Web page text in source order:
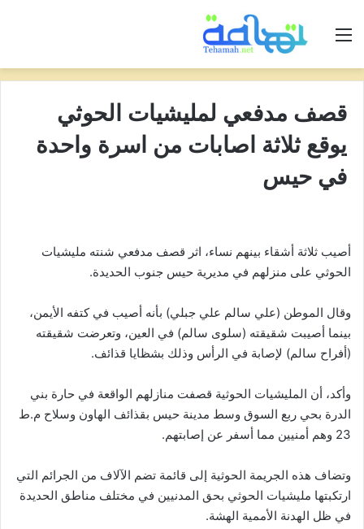
القائمة
قصف مدفعي لمليشيات الحوثي
يوقع ثلاثة اصابات من اسرة واحدة
في حيس
أصيب ثلاثة أشقاء بينهم نساء، اثر قصف مدفعي شنته مليشيات
الحوثي على منزلهم في مديرية حيس جنوب الحديدة.
وقال الموطن (علي سالم علي جبلي) بأنه أصيب في كتفه الأيمن،
بينما أصيبت شقيقته (سلوى سالم) في العين، وتعرضت شقيقته
(أفراح سالم) لإصابة في الرأس وذلك بشظايا قذائف.
وأكد، أن المليشيات الحوثية قصفت منازلهم الواقعة في حارة بني
الدرة بحي ربع السوق وسط مدينة حيس بقذائف الهاون وسلاح م.ط
23 وهم أمنيين مما أسفر عن إصابتهم.
وتضاف هذه الجريمة الحوثية إلى قائمة تضم الآلاف من الجرائم التي
ارتكبتها مليشيات الحوثي بحق المدنيين في مختلف مناطق الحديدة
في ظل الهدنة الأممية الهشة.